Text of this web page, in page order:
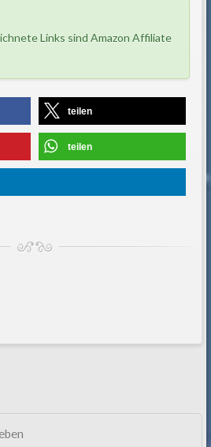
Links sind Amazon Affiliate
teilen
teilen